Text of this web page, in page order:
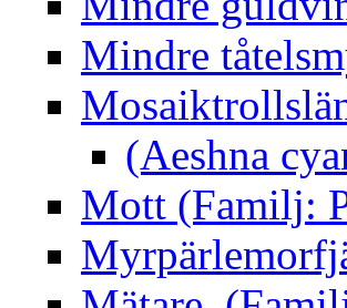
Mindre
(Aeshna
Mott (Familj: